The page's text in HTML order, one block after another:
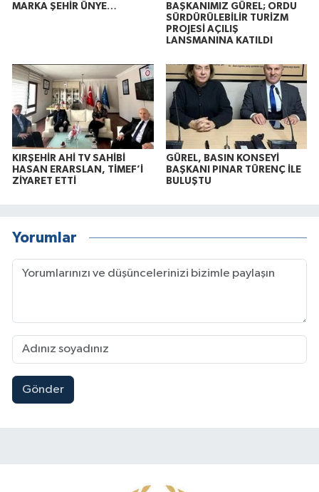
MARKA ŞEHİR ÜNYE…
BAŞKANIMIZ GÜREL; ORDU
SÜRDÜRÜLEBİLİR TURİZM
PROJESİ AÇILIŞ
LANSMANINA KATILDI
KIRŞEHİR AHİ TV SAHİBİ
HASAN ERARSLAN, TİMEF’İ
ZİYARET ETTİ
GÜREL, BASIN KONSEYİ
BAŞKANI PINAR TÜRENÇ İLE
BULUŞTU
Yorumlar
Gönder